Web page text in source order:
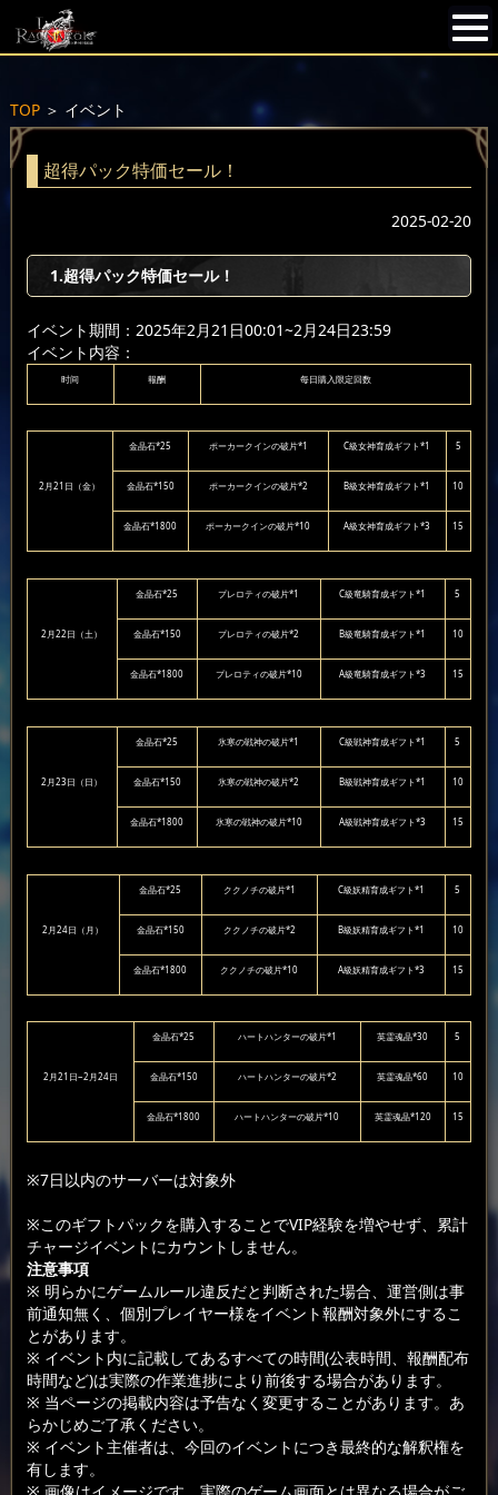
TOP＞ イベント
超得パック特価セール！
2025-02-20
1.超得パック特価セール！
イベント期間：2025年2月21日00:01~2月24日23:59
イベント内容：
时间 報酬 每日購入限定回数
2月21日（金）
金晶石*25 ポーカークインの破片*1 C級女神育成ギフト*1 5
金晶石*150 ポーカークインの破片*2 B級女神育成ギフト*1 10
金晶石*1800 ポーカークインの破片*10 A級女神育成ギフト*3 15
2月22日（土）
金晶石*25 プレロティの破片*1 C級竜騎育成ギフト*1 5
金晶石*150 プレロティの破片*2 B級竜騎育成ギフト*1 10
金晶石*1800 プレロティの破片*10 A級竜騎育成ギフト*3 15
2月23日（日）
金晶石*25 氷寒の戦神の破片*1 C級戦神育成ギフト*1 5
金晶石*150 氷寒の戦神の破片*2 B級戦神育成ギフト*1 10
金晶石*1800 氷寒の戦神の破片*10 A級戦神育成ギフト*3 15
2月24日（月）
金晶石*25 ククノチの破片*1 C級妖精育成ギフト*1 5
金晶石*150 ククノチの破片*2 B級妖精育成ギフト*1 10
金晶石*1800 ククノチの破片*10 A級妖精育成ギフト*3 15
2月21日~2月24日
金晶石*25 ハートハンターの破片*1 英霊魂晶*30 5
金晶石*150 ハートハンターの破片*2 英霊魂晶*60 10
金晶石*1800 ハートハンターの破片*10 英霊魂晶*120 15
※7日以内のサーバーは対象外
※このギフトパックを購入することでVIP経験を増やせず、累計
チャージイベントにカウントしません。
注意事項
※ 明らかにゲームルール違反だと判断された場合、運営側は事
前通知無く、個別プレイヤー様をイベント報酬対象外にするこ
とがあります。
※ イベント内に記載してあるすべての時間(公表時間、報酬配布
時間など)は実際の作業進捗により前後する場合があります。
※ 当ページの掲載内容は予告なく変更することがあります。あ
らかじめご了承ください。
※ イベント主催者は、今回のイベントにつき最終的な解釈権を
有します。